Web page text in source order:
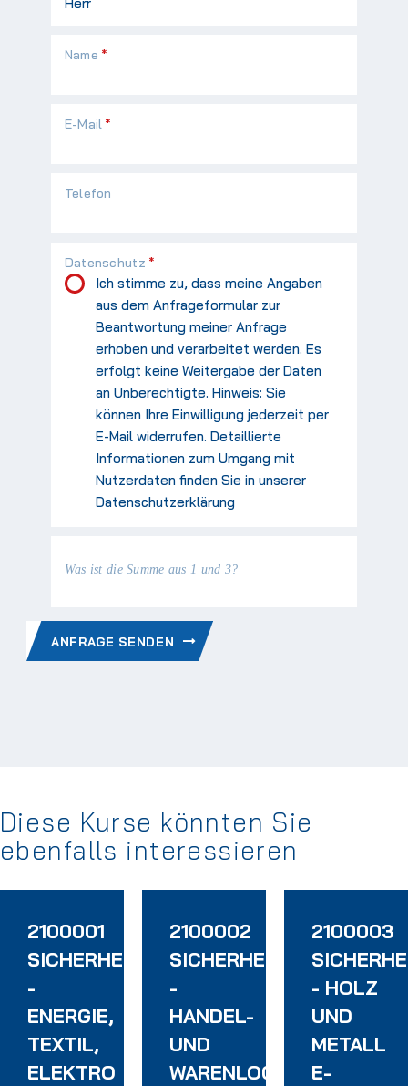
Pflichtfeld
Name *
Pflichtfeld
E-Mail *
Telefon
Pflichtfeld
Datenschutz *
Ich stimme zu, dass meine Angaben
aus dem Anfrageformular zur
Beantwortung meiner Anfrage
erhoben und verarbeitet werden. Es
erfolgt keine Weitergabe der Daten
an Unberechtigte. Hinweis: Sie
können Ihre Einwilligung jederzeit per
E-Mail widerrufen. Detaillierte
Informationen zum Umgang mit
Nutzerdaten finden Sie in unserer
Datenschutzerklärung
Was ist die Summe aus 1 und 3?
ANFRAGE SENDEN
Diese Kurse könnten Sie
ebenfalls interessieren
2100001
SICHERHEITSUNTERWEISUNG
-
ENERGIE,
TEXTIL,
ELEKTRO
2100002
-
HANDEL-
UND
WARENLOGISTIK
2100003
- HOLZ
UND
METALL
E-